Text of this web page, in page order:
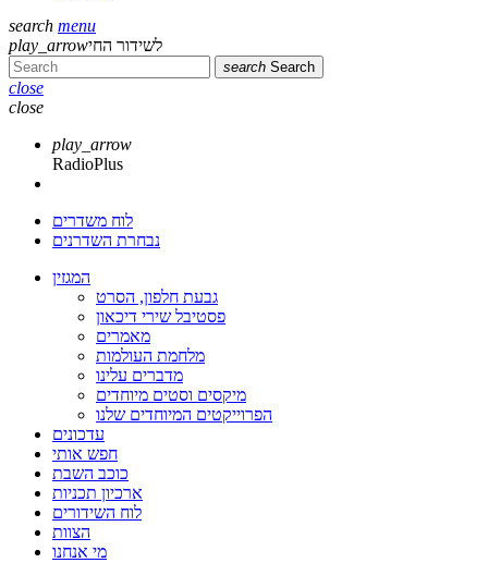
search menu
play_arrowלשידור החי
search Search
close
close
play_arrow
RadioPlus
לוח משדרים
נבחרת השדרנים
המגזין
גבעת חלפון, הסרט
פסטיבל שירי דיכאון
מאמרים
מלחמת העולמות
מדברים עלינו
מיקסים וסטים מיוחדים
הפרוייקטים המיוחדים שלנו
עדכונים
חפש אותי
כוכב השבת
ארכיון תכניות
לוח השידורים
הצוות
מי אנחנו